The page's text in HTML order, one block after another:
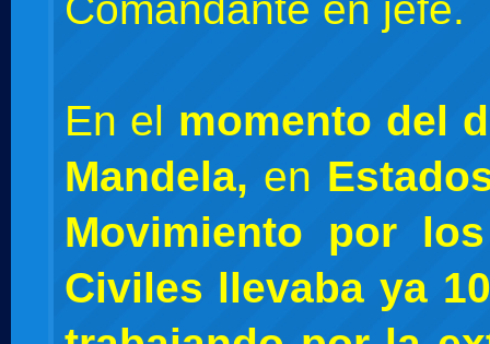
En el momento del
Mandela, en
Movimiento por
Civiles llevaba ya